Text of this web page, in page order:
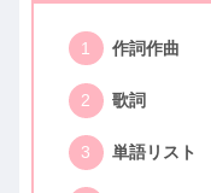
作詞作曲
歌詞
単語リスト